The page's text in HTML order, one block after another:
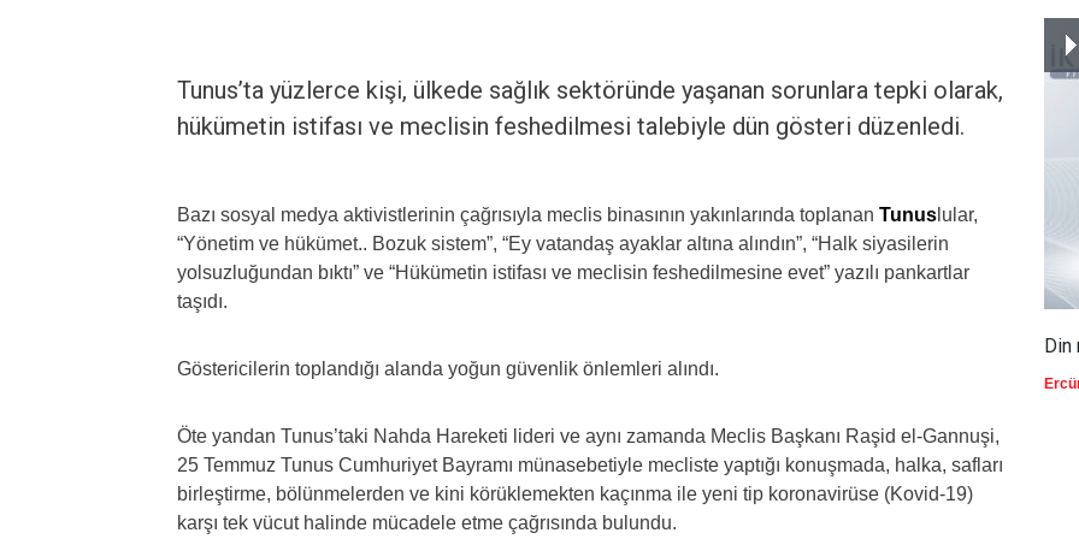
Tunus’ta yüzlerce kişi, ülkede sağlık sektöründe yaşanan sorunlara tepki olarak,
hükümetin istifası ve meclisin feshedilmesi talebiyle dün gösteri düzenledi.
Bazı sosyal medya aktivistlerinin çağrısıyla meclis binasının yakınlarında toplanan Tunus lular,
“Yönetim ve hükümet.. Bozuk sistem”, “Ey vatandaş ayaklar altına alındın”, “Halk siyasilerin
yolsuzluğundan bıktı” ve “Hükümetin istifası ve meclisin feshedilmesine evet” yazılı pankartlar
taşıdı.
Göstericilerin toplandığı alanda yoğun güvenlik önlemleri alındı.
Öte yandan Tunus’taki Nahda Hareketi lideri ve aynı zamanda Meclis Başkanı Raşid el-Gannuşi,
25 Temmuz Tunus Cumhuriyet Bayramı münasebetiyle mecliste yaptığı konuşmada, halka, safları
birleştirme, bölünmelerden ve kini körüklemekten kaçınma ile yeni tip koronavirüse (Kovid-19)
karşı tek vücut halinde mücadele etme çağrısında bulundu.
Din